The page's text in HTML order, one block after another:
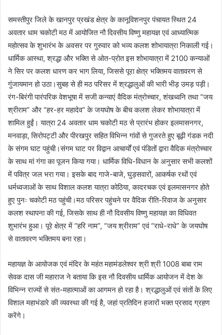
समस्तीपुर जिले के खानपुर प्रखंड क्षेत्र के कानूविशनपुर पंचायत स्थित 24
अवतार धाम चकोटी मठ में आयोजित नौ दिवसीय विष्णु महायज्ञ एवं आध्यात्मिक
महोत्सव के शुभारंभ के अवसर पर गुरुवार को भव्य कलश शोभायात्रा निकाली गई।
धार्मिक आस्था, श्रद्धा और भक्ति से ओत-प्रोत इस शोभायात्रा में 2100 कन्याओं
ने सिर पर कलश धारण कर भाग लिया, जिससे पूरा क्षेत्र भक्तिमय वातावरण से
गुंजायमान हो उठा।सुबह से ही मठ परिसर में श्रद्धालुओं की भारी भीड़ उमड़ पड़ी।
रंग-बिरंगी पारंपरिक वेशभूषा में सजी कन्याएं वैदिक मंत्रोच्चार, शंखध्वनि तथा “जय
श्रीराम” और “हर-हर महादेव” के जयघोष के बीच कलश लेकर शोभायात्रा में
शामिल हुईं। यात्रा 24 अवतार धाम चकोटी मठ से प्रारंभ होकर इलमासनगर,
मनवाड़ा, सिरोपट्टी और पीरखपुर सहित विभिन्न गांवों से गुजरते हुए बूढ़ी गंडक नदी
के संगम घाट पहुंची।संगम घाट पर विद्वान आचार्यों एवं पंडितों द्वारा वैदिक मंत्रोच्चार
के साथ मां गंगा का पूजन किया गया। धार्मिक विधि-विधान के अनुसार सभी कलशों
में पवित्र जल भरा गया। इसके बाद गाजे-बाजे, घुड़सवारों, आकर्षक रथों एवं
धर्मध्वजाओं के साथ विशाल कलश यात्रा कोठिया, कादरचक एवं इलमासनगर होते
हुए पुनः चकोटी मठ पहुंची।मठ परिसर पहुंचने पर वैदिक रीति-रिवाज के अनुसार
कलश स्थापना की गई, जिसके साथ ही नौ दिवसीय विष्णु महायज्ञ का विधिवत
शुभारंभ हुआ। पूरे क्षेत्र में “हरि नाम”, “जय श्रीराम” एवं “राधे-राधे” के जयघोष
से वातावरण भक्तिमय बना रहा।
महायज्ञ के आयोजक एवं मंदिर के महंत महामंडलेश्वर श्री श्री 1008 बाबा राम
सेवक दास जी महाराज ने बताया कि इस नौ दिवसीय धार्मिक आयोजन में देश के
विभिन्न राज्यों से संत-महात्माओं का आगमन हो रहा है। श्रद्धालुओं एवं संतों के लिए
विशाल महाभंडारे की व्यवस्था की गई है, जहां प्रतिदिन हजारों भक्त प्रसाद ग्रहण
करेंगे।